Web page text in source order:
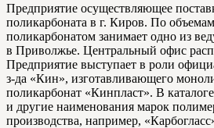
Предприятие осуществляющее
поликарбоната в г. Киров. По
поликарбонатом занимает одно из
в Приволжье. Центральный офис
Предприятие выступает в роли
з-да «Кин», изготавливающего
поликарбонат «Кинпласт». В
и другие наименования марок
производства, например,